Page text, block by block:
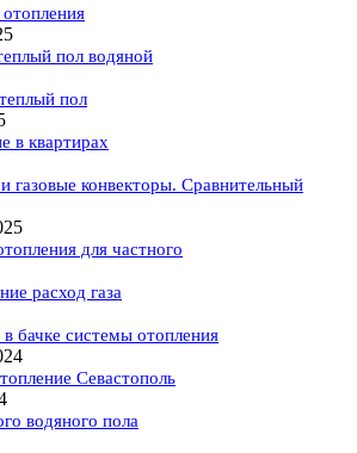
пол водяной
пол
в квартирах
газовые конвекторы. Сравнительный
для частного
расход газа
бачке системы отопления
Севастополь
водяного пола